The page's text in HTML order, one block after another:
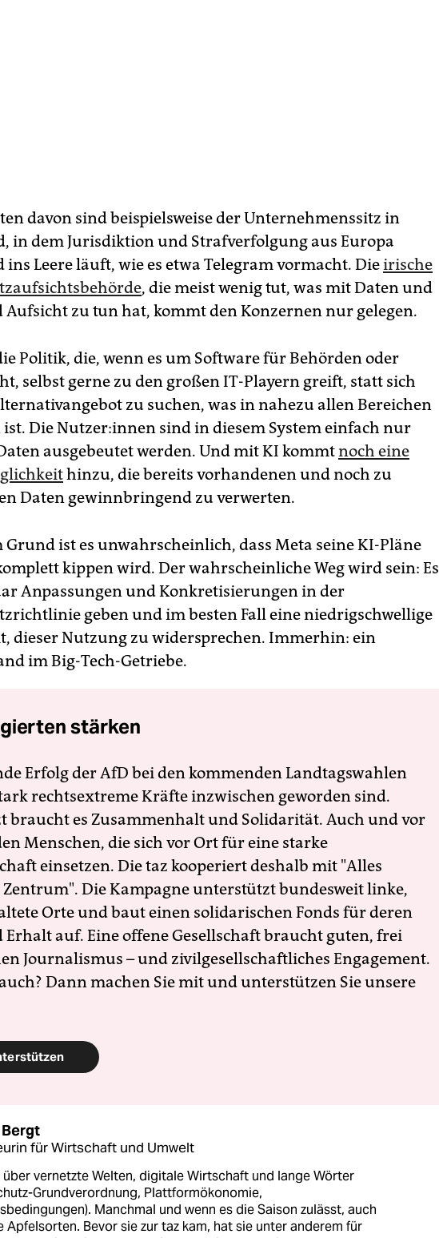
davon sind beispielsweise der Unternehmenssitz in
in dem Jurisdiktion und Strafverfolgung aus Europa
ins Leere läuft, wie es etwa Telegram vormacht. Dieirische
, die meist wenig tut, was mit Daten und
Aufsicht zu tun hat, kommt den Konzernen nur gelegen.
Politik, die, wenn es um Software für Behörden oder
selbst gerne zu den großen IT-Playern greift, statt sich
zu suchen, was in nahezu allen Bereichen
Die Nut­ze­r:in­nen sind in diesem System einfach nur
ausgebeutet werden. Und mit KI kommtnoch eine
hinzu, die bereits vorhandenen und noch zu
Daten gewinnbringend zu verwerten.
Grund ist es unwahrscheinlich, dass Meta seine KI-Pläne
kippen wird. Der wahrscheinliche Weg wird sein: Es
Anpassungen und Konkretisierungen in der
geben und im besten Fall eine niedrigschwellige
dieser Nutzung zu widersprechen. Immerhin: ein
im Big-Tech-Getriebe.
stärken
Erfolg der AfD bei den kommenden Landtagswahlen
rechtsextreme Kräfte inzwischen geworden sind.
braucht es Zusammenhalt und Solidarität. Auch und vor
Menschen, die sich vor Ort für eine starke
einsetzen. Die taz kooperiert deshalb mit "Alles
Die Kampagne unterstützt bundesweit linke,
Orte und baut einen solidarischen Fonds für deren
Erhalt auf. Eine offene Gesellschaft braucht guten, frei
Journalismus – und zivilgesellschaftliches Engagement.
Dann machen Sie mit und unterstützen Sie unsere
für Wirtschaft und Umwelt
vernetzte Welten, digitale Wirtschaft und lange Wörter
Grundverordnung, Plattformökonomie,
Manchmal und wenn es die Saison zulässt, auch
Apfelsorten. Bevor sie zur taz kam, hat sie unter anderem für